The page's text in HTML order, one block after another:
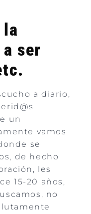
ser
a diario,
un
vamos
se
de hecho
les
15-20 años,
no